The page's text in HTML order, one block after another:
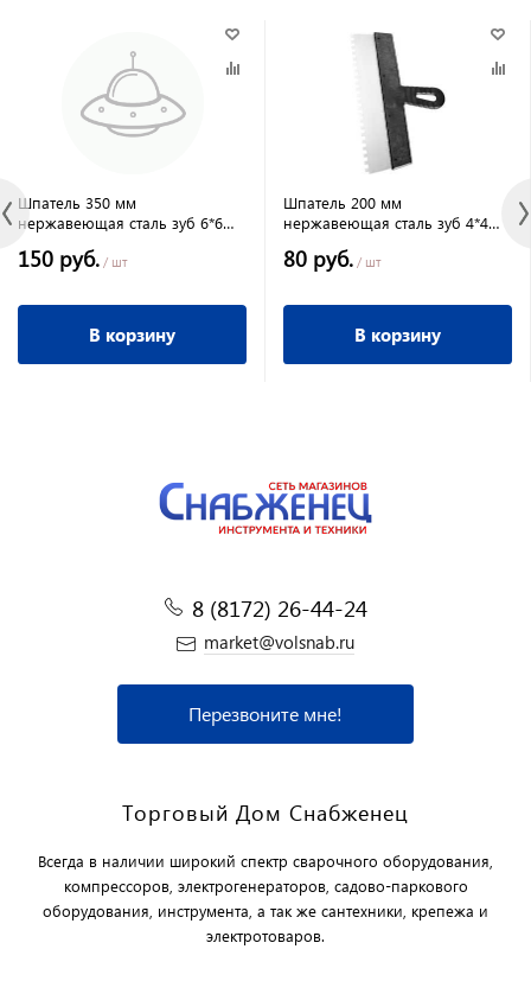
Шпатель 350 мм
нержавеющая сталь зуб 6*6
ручка,СИБРТЕХ
150 руб. / шт
В корзину
Шпатель 200 мм
нержавеющая сталь зуб 4*4
СИБРТЕХ
80 руб. / шт
В корзину
8 (8172) 26-44-24
market@volsnab.ru
Перезвоните мне!
Торговый Дом Снабженец
Всегда в наличии широкий спектр сварочного оборудования,
компрессоров, электрогенераторов, садово-паркового
оборудования, инструмента, а так же сантехники, крепежа и
электротоваров.